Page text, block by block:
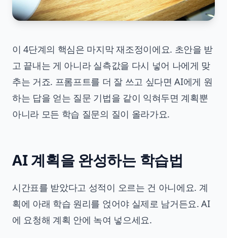
이 4단계의 핵심은 마지막 재조정이에요. 초안을 받
고 끝내는 게 아니라 실측값을 다시 넣어 나에게 맞
추는 거죠. 프롬프트를 더 잘 쓰고 싶다면AI에게 원
하는 답을 얻는 질문 기법을 같이 익혀두면 계획뿐
아니라 모든 학습 질문의 질이 올라가요.
AI 계획을 완성하는 학습법
시간표를 받았다고 성적이 오르는 건 아니에요. 계
획에 아래 학습 원리를 얹어야 실제로 남거든요. AI
에 요청해 계획 안에 녹여 넣으세요.